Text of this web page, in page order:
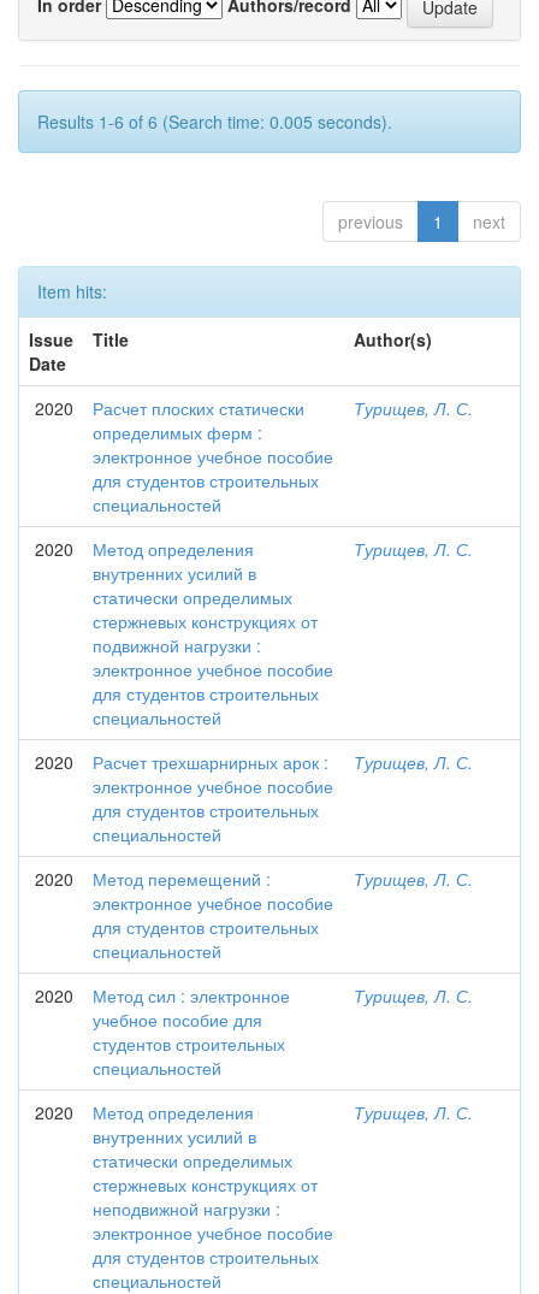
Results 1-6 of 6 (Search time: 0.005 seconds).
previous 1 next
Item hits:
Issue
Date
Title Author(s)
2020
Расчет плоских статически
определимых ферм :
электронное учебное пособие
для студентов строительных
специальностей
Турищев, Л. С.
2020
Метод определения
внутренних усилий в
статически определимых
стержневых конструкциях от
подвижной нагрузки :
электронное учебное пособие
для студентов строительных
специальностей
Турищев, Л. С.
2020
Расчет трехшарнирных арок :
электронное учебное пособие
для студентов строительных
специальностей
Турищев, Л. С.
2020
Метод перемещений :
электронное учебное пособие
для студентов строительных
специальностей
Турищев, Л. С.
2020
Метод сил : электронное
учебное пособие для
студентов строительных
специальностей
Турищев, Л. С.
2020
Метод определения
внутренних усилий в
статически определимых
стержневых конструкциях от
неподвижной нагрузки :
электронное учебное пособие
для студентов строительных
специальностей
Турищев, Л. С.